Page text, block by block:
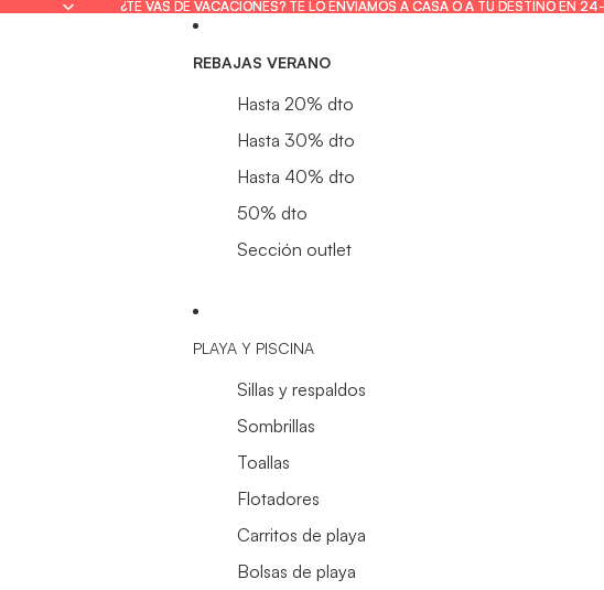
¿TE VAS DE VACACIONES? TE LO ENVIAMOS A CASA O A TU DESTINO EN
¿TE VAS DE VACACIONES? TE LO ENVIAMOS A CASA O A TU DESTINO EN
REBAJAS VERANO
Hasta 20% dto
Hasta 30% dto
Hasta 40% dto
50% dto
Sección outlet
PLAYA Y PISCINA
Sillas y respaldos
Sombrillas
Toallas
Flotadores
Carritos de playa
Bolsas de playa